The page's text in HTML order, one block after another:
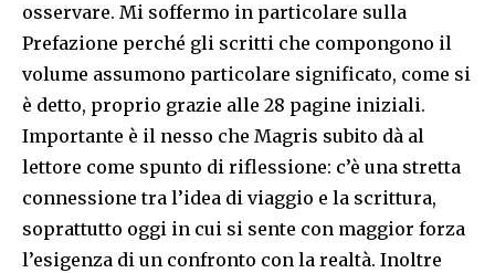
osservare. Mi soffermo in particolare sulla
Prefazione perché gli scritti che compongono il
volume assumono particolare significato, come si
è detto, proprio grazie alle 28 pagine iniziali.
Importante è il nesso che Magris subito dà al
lettore come spunto di riflessione: c’è una stretta
connessione tra l’idea di viaggio e la scrittura,
soprattutto oggi in cui si sente con maggior forza
l’esigenza di un confronto con la realtà. Inoltre